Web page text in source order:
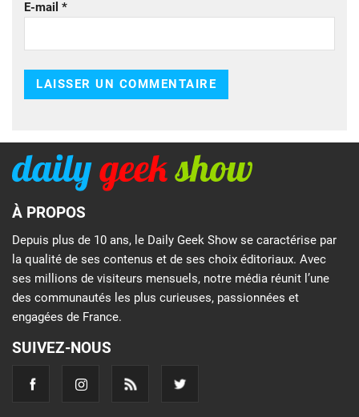
E-mail *
À PROPOS
Depuis plus de 10 ans, le Daily Geek Show se caractérise par
la qualité de ses contenus et de ses choix éditoriaux. Avec
ses millions de visiteurs mensuels, notre média réunit l’une
des communautés les plus curieuses, passionnées et
engagées de France.
SUIVEZ-NOUS